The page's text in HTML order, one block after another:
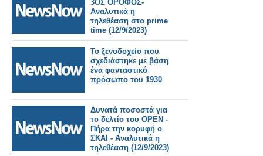
3ΟΣ ΟΡΟΦΟΣ-
Αναλυτικά η
τηλεθέαση στο prime
time (12/9/2023)
Το ξενοδοχείο που
σχεδιάστηκε με βάση
ένα φανταστικό
πρόσωπο του 1930
Δυνατά ποσοστά για
το δελτίο του OPEN -
Πήρα την κορυφή ο
ΣΚΑΙ - Αναλυτικά η
τηλεθέαση (12/9/2023)